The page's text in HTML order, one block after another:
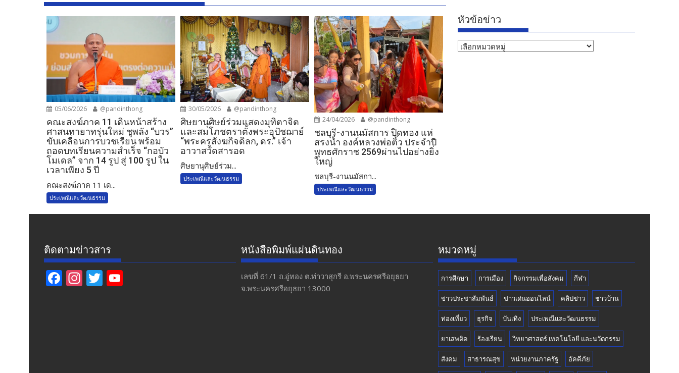
05/06/2026 @pandinthong
คณะสงฆ์ภาค 11 เดินหน้าสร้าง
ศาสนทายาทรุ่นใหม่ ชูพลัง “บวร”
ขับเคลื่อนการบวชเรียน พร้อม
ถอดบทเรียนความสำเร็จ “กอบัว
โมเดล” จาก 14 รูป สู่ 100 รูป ใน
เวลาเพียง 5 ปี
คณะสงฆ์ภาค 11 เด...
ประเพณีและวัฒนธรรม
30/05/2026 @pandinthong
ศิษยานุศิษย์ร่วมแสดงมุทิตาจิต
และสมโภชตราตั้งพระอุปัชฌาย์
“พระครูสังฆกิจดิลก, ดร.” เจ้า
อาวาสวัดสารอด
ศิษยานุศิษย์ร่วม...
ประเพณีและวัฒนธรรม
24/04/2026 @pandinthong
ชลบุรี-งานนมัสการ ปิดทอง แห่
สรงน้ำ องค์หลวงพ่อติ้ว ประจำปี
พุทธศักราช 2569ผ่านไปอย่างยิ่ง
ใหญ่
ชลบุรี-งานนมัสกา...
ประเพณีและวัฒนธรรม
หัวข้อข่าว
หัวข้อ
ติดตามข่าวสาร
F In T
หนังสือพิมพ์แผ่นดินทอง
เลขที่ 61/1 ถ.อู่ทอง​ ต.​ท่าวาสุกรี​ อ.พระนครศรีอยุธยา​
จ.พระนครศรีอยุธยา 13000
หมวดหมู่
การศึกษา การเมือง กิจกรรมเพื่อสังคม กีฬา
ข่าวประชาสัมพันธ์ ข่าวเด่นออนไลน์ คลิปข่าว ชาวบ้าน
ท่องเที่ยว ธุรกิจ บันเทิง ประเพณีและวัฒนธรรม
ยาเสพติด ร้องเรียน วิทยาศาสตร์ เทคโนโลยี และนวัตกรรม
สังคม สาธารณสุข หน่วยงานภาครัฐ อัคคีภัย